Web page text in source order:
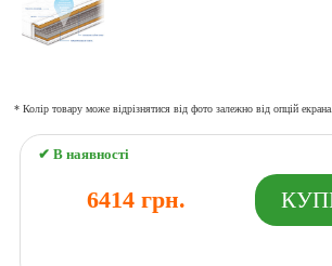
* Колір товару може відрізнятися від фото залежно від опцій екрана.
✔ В наявності
6414 грн.